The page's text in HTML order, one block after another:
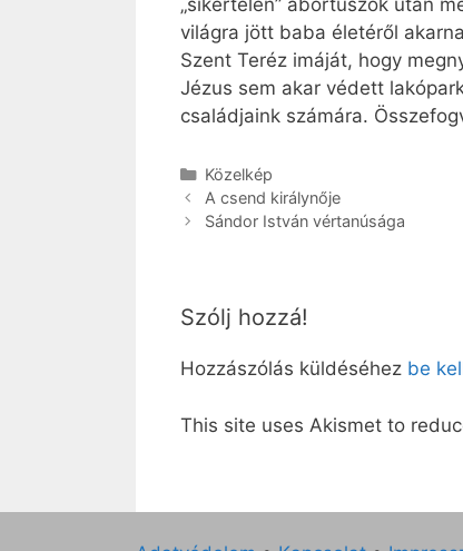
„sikertelen” abortuszok után
világra jött baba életéről
Szent Teréz imáját, hogy
Jézus sem akar védett
családjaink számára.
Kategória
Közelkép
A csend királynője
Sándor István vértanúsága
Szólj hozzá!
Hozzászólás küldéséhez be
This site uses Akismet to